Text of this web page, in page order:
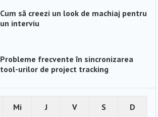
Cum să creezi un look de machiaj pentru
un interviu
Probleme frecvente în sincronizarea
tool-urilor de project tracking
Mi J V S D